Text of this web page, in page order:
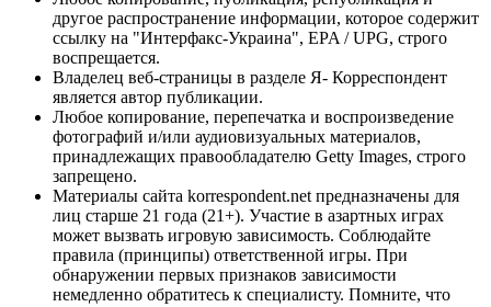
другое распространение информации, которое содержит
ссылку на "Интерфакс-Украина", EPA / UPG, строго
воспрещается.
Владелец веб-страницы в разделе Я- Корреспондент
является автор публикации.
Любое копирование, перепечатка и воспроизведение
фотографий и/или аудиовизуальных материалов,
принадлежащих правообладателю Getty Images, строго
запрещено.
Материалы сайта korrespondent.net предназначены для
лиц старше 21 года (21+). Участие в азартных играх
может вызвать игровую зависимость. Соблюдайте
правила (принципы) ответственной игры. При
обнаружении первых признаков зависимости
немедленно обратитесь к специалисту. Помните, что